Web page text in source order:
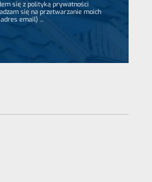
się z polityką prywatności
się na przetwarzanie moich
email) ...